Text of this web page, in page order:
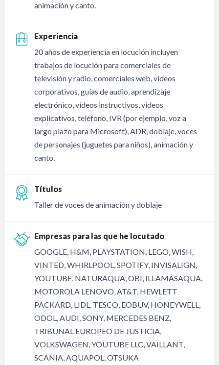
animación y canto.
Experiencia
20 años de experiencia en locución incluyen
trabajos de locución para comerciales de
televisión y radio, comerciales web, videos
corporativos, guías de audio, aprendizaje
electrónico, videos instructivos, videos
explicativos, teléfono, IVR (por ejemplo, voz a
largo plazo para Microsoft), ADR, doblaje, voces
de personajes (juguetes para niños), animación y
canto.
Títulos
Taller de voces de animación y doblaje
Empresas para las que he locutado
GOOGLE, H&M, PLAYSTATION, LEGO, WISH,
VINTED, WHIRLPOOL, SPOTIFY, INVISALIGN,
YOUTUBE, NATURAQUA, OBI, ILLAMASAQUA,
MOTOROLA LENOVO, AT&T, HEWLETT
PACKARD, LIDL, TESCO, EOBUV, HONEYWELL,
ODOL, AUDI, SONY, MERCEDES BENZ,
TRIBUNAL EUROPEO DE JUSTICIA,
VOLKSWAGEN, YOUTUBE LLC, VAILLANT,
SCANIA, AQUAPOL, OTSUKA